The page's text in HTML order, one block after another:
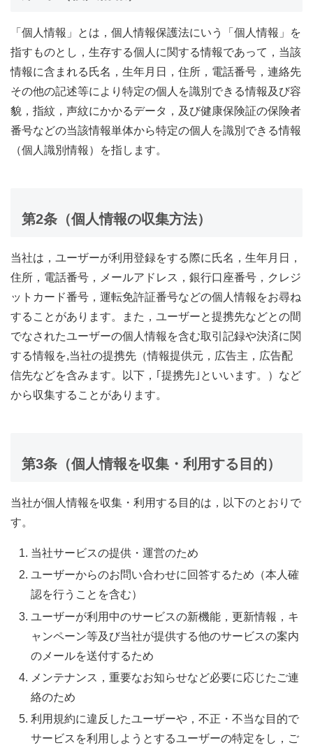
「個人情報」とは，個人情報保護法にいう「個人情報」を
指すものとし，生存する個人に関する情報であって，当該
情報に含まれる氏名，生年月日，住所，電話番号，連絡先
その他の記述等により特定の個人を識別できる情報及び容
貌，指紋，声紋にかかるデータ，及び健康保険証の保険者
番号などの当該情報単体から特定の個人を識別できる情報
（個人識別情報）を指します。
第2条（個人情報の収集方法）
当社は，ユーザーが利用登録をする際に氏名，生年月日，
住所，電話番号，メールアドレス，銀行口座番号，クレジ
ットカード番号，運転免許証番号などの個人情報をお尋ね
することがあります。また，ユーザーと提携先などとの間
でなされたユーザーの個人情報を含む取引記録や決済に関
する情報を,当社の提携先（情報提供元，広告主，広告配
信先などを含みます。以下，｢提携先｣といいます。）など
から収集することがあります。
第3条（個人情報を収集・利用する目的）
当社が個人情報を収集・利用する目的は，以下のとおりで
す。
当社サービスの提供・運営のため
ユーザーからのお問い合わせに回答するため（本人確
認を行うことを含む）
ユーザーが利用中のサービスの新機能，更新情報，キ
ャンペーン等及び当社が提供する他のサービスの案内
のメールを送付するため
メンテナンス，重要なお知らせなど必要に応じたご連
絡のため
利用規約に違反したユーザーや，不正・不当な目的で
サービスを利用しようとするユーザーの特定をし，ご